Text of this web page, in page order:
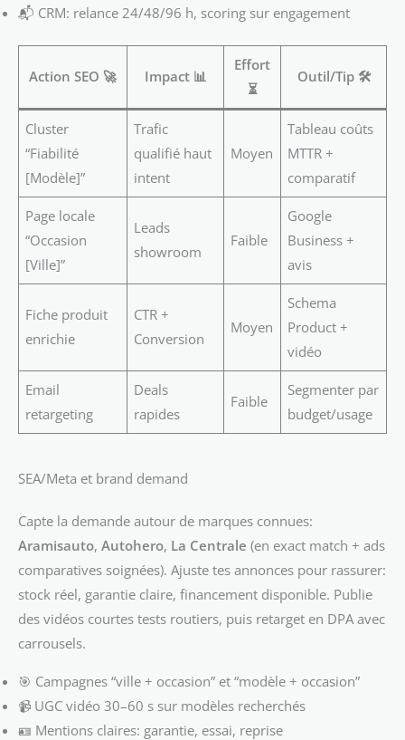
📬 CRM: relance 24/48/96 h, scoring sur engagement
Action SEO 🚀 Impact 📊
Effort
⏳
Outil/Tip 🛠️
Cluster
“Fiabilité
[Modèle]”
Trafic
qualifié haut
intent
Moyen
Tableau coûts
MTTR +
comparatif
Page locale
“Occasion
[Ville]”
Leads
showroom
Faible
Google
Business +
avis
Fiche produit
enrichie
CTR +
Conversion
Moyen
Schema
Product +
vidéo
Email
retargeting
Deals
rapides
Faible
Segmenter par
budget/usage
SEA/Meta et brand demand
Capte la demande autour de marques connues:
Aramisauto, Autohero, La Centrale (en exact match + ads
comparatives soignées). Ajuste tes annonces pour rassurer:
stock réel, garantie claire, financement disponible. Publie
des vidéos courtes tests routiers, puis retarget en DPA avec
carrousels.
🎯 Campagnes “ville + occasion” et “modèle + occasion”
📹 UGC vidéo 30–60 s sur modèles recherchés
🪪 Mentions claires: garantie, essai, reprise